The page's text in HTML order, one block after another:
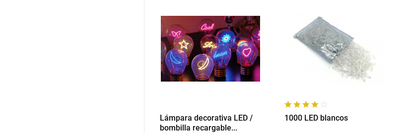
Lámpara decorativa LED /
bombilla recargable...
1000 LED blancos